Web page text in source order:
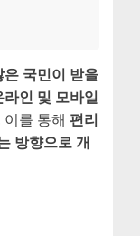
국민이 받을
인 및 모바일
를 통해 편리
방향으로 개